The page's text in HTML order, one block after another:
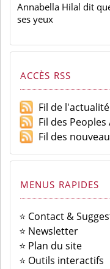
Annabella Hilal dit
ses yeux
ACCÈS RSS
Fil de l'actualité
Fil des Peoples
Fil des
MENUS RAPIDES
⭐ Contact &
⭐ Newsletter
⭐ Plan du site
⭐ Outils interactifs